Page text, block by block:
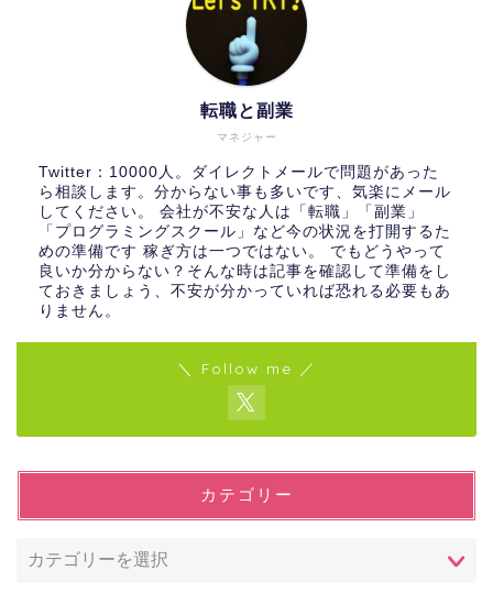
マネジャー
転職と副業
Twitter：10000人。ダイレクトメールで問題があった
ら相談します。分からない事も多いです、気楽にメール
してください。 会社が不安な人は「転職」「副業」
「プログラミングスクール」など今の状況を打開するた
めの準備です 稼ぎ方は一つではない。 でもどうやって
良いか分からない？そんな時は記事を確認して準備をし
ておきましょう、不安が分かっていれば恐れる必要もあ
りません。
＼ Follow me ／
カテゴリー